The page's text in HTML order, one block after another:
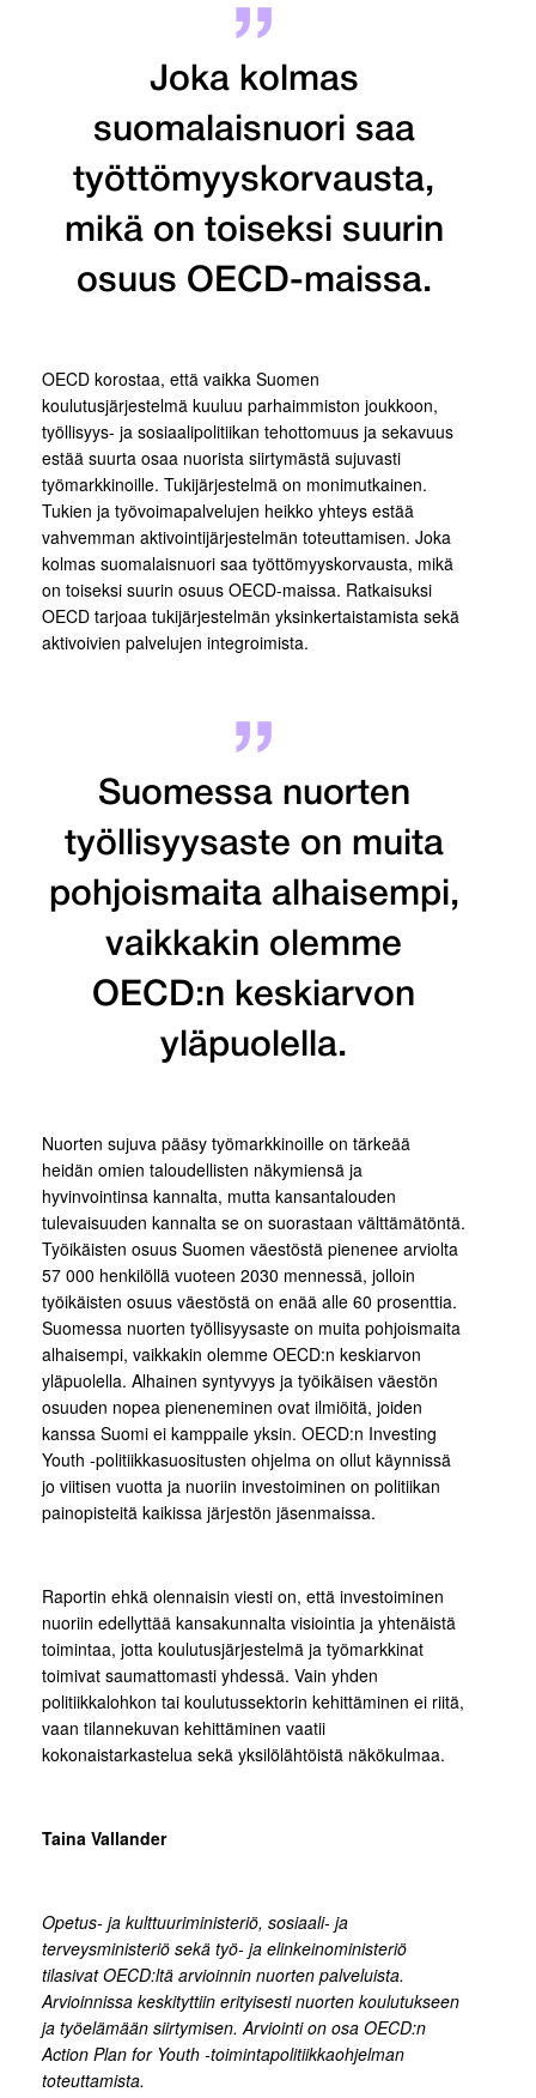
Joka kolmas
suomalaisnuori saa
työttömyyskorvausta,
mikä on toiseksi suurin
osuus OECD-maissa.
OECD korostaa, että vaikka Suomen
koulutusjärjestelmä kuuluu parhaimmiston joukkoon,
työllisyys- ja sosiaalipolitiikan tehottomuus ja sekavuus
estää suurta osaa nuorista siirtymästä sujuvasti
työmarkkinoille. Tukijärjestelmä on monimutkainen.
Tukien ja työvoimapalvelujen heikko yhteys estää
vahvemman aktivointijärjestelmän toteuttamisen. Joka
kolmas suomalaisnuori saa työttömyyskorvausta, mikä
on toiseksi suurin osuus OECD-maissa. Ratkaisuksi
OECD tarjoaa tukijärjestelmän yksinkertaistamista sekä
aktivoivien palvelujen integroimista.
Suomessa nuorten
työllisyysaste on muita
pohjoismaita alhaisempi,
vaikkakin olemme
OECD:n keskiarvon
yläpuolella.
Nuorten sujuva pääsy työmarkkinoille on tärkeää
heidän omien taloudellisten näkymiensä ja
hyvinvointinsa kannalta, mutta kansantalouden
tulevaisuuden kannalta se on suorastaan välttämätöntä.
Työikäisten osuus Suomen väestöstä pienenee arviolta
57 000 henkilöllä vuoteen 2030 mennessä, jolloin
työikäisten osuus väestöstä on enää alle 60 prosenttia.
Suomessa nuorten työllisyysaste on muita pohjoismaita
alhaisempi, vaikkakin olemme OECD:n keskiarvon
yläpuolella. Alhainen syntyvyys ja työikäisen väestön
osuuden nopea pieneneminen ovat ilmiöitä, joiden
kanssa Suomi ei kamppaile yksin. OECD:n Investing
Youth -politiikkasuositusten ohjelma on ollut käynnissä
jo viitisen vuotta ja nuoriin investoiminen on politiikan
painopisteitä kaikissa järjestön jäsenmaissa.
Raportin ehkä olennaisin viesti on, että investoiminen
nuoriin edellyttää kansakunnalta visiointia ja yhtenäistä
toimintaa, jotta koulutusjärjestelmä ja työmarkkinat
toimivat saumattomasti yhdessä. Vain yhden
politiikkalohkon tai koulutussektorin kehittäminen ei riitä,
vaan tilannekuvan kehittäminen vaatii
kokonaistarkastelua sekä yksilölähtöistä näkökulmaa.
Taina Vallander
Opetus- ja kulttuuriministeriö, sosiaali- ja
terveysministeriö sekä työ- ja elinkeinoministeriö
tilasivat OECD:ltä arvioinnin nuorten palveluista.
Arvioinnissa keskityttiin erityisesti nuorten koulutukseen
ja työelämään siirtymisen. Arviointi on osa OECD:n
Action Plan for Youth -toimintapolitiikkaohjelman
toteuttamista.